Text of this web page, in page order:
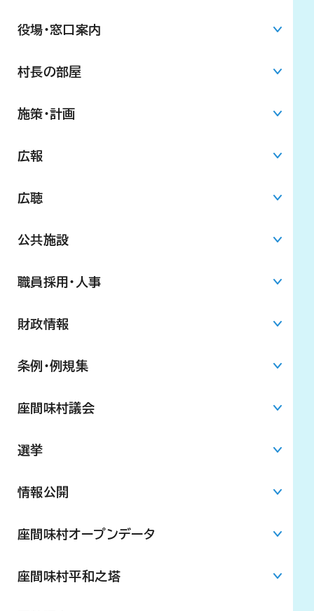
役場・窓口案内
村長の部屋
施策・計画
広報
広聴
公共施設
職員採用・人事
財政情報
条例・例規集
座間味村議会
選挙
情報公開
座間味村オープンデータ
座間味村平和之塔